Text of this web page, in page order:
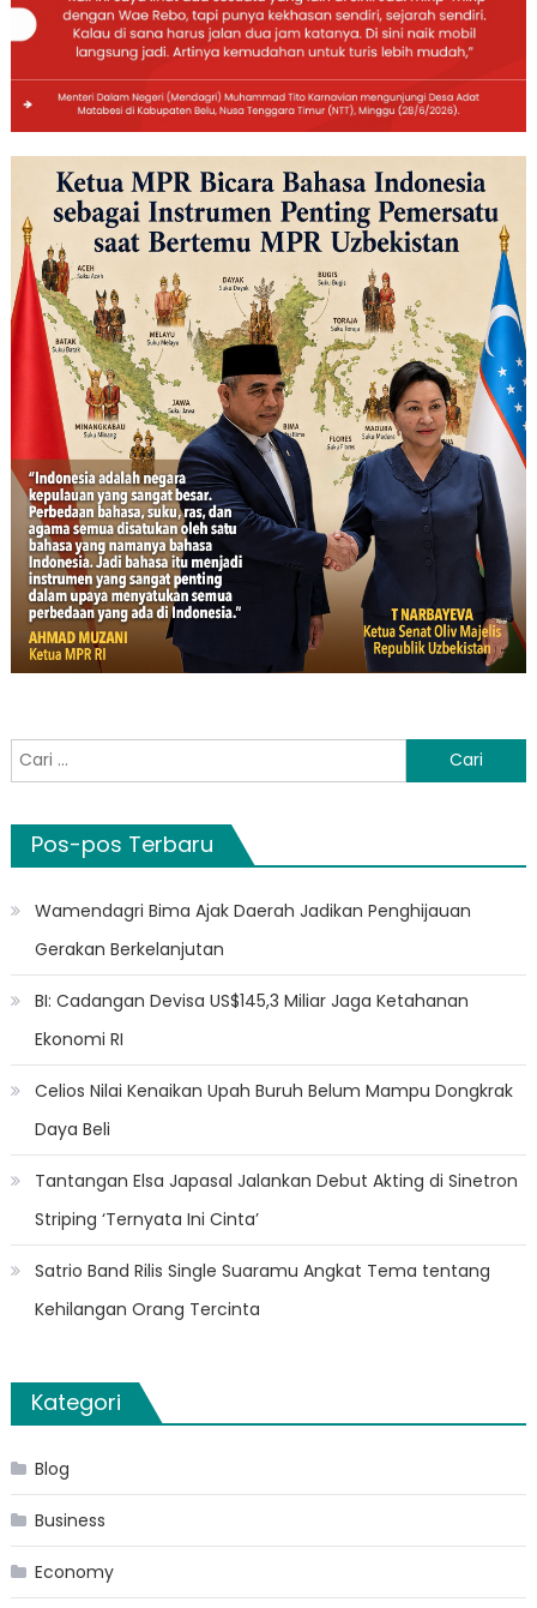
Cari
untuk:
Pos-pos Terbaru
Wamendagri Bima Ajak Daerah Jadikan Penghijauan
Gerakan Berkelanjutan
BI: Cadangan Devisa US$145,3 Miliar Jaga Ketahanan
Ekonomi RI
Celios Nilai Kenaikan Upah Buruh Belum Mampu Dongkrak
Daya Beli
Tantangan Elsa Japasal Jalankan Debut Akting di Sinetron
Striping ‘Ternyata Ini Cinta’
Satrio Band Rilis Single Suaramu Angkat Tema tentang
Kehilangan Orang Tercinta
Kategori
Blog
Business
Economy